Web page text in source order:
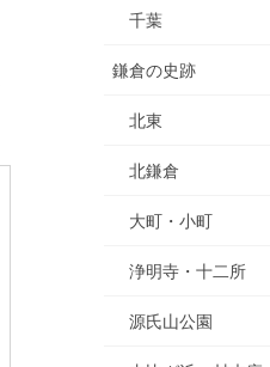
千葉
鎌倉の史跡
北東
北鎌倉
大町・小町
浄明寺・十二所
源氏山公園